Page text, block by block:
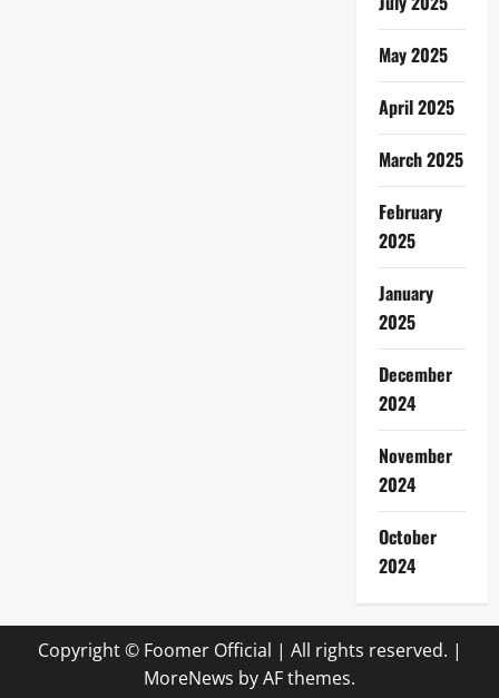
May 2025
April 2025
March 2025
February
2025
January
2025
December
2024
November
2024
October
2024
Copyright © Foomer Official | All rights reserved. |
MoreNews by AF themes.